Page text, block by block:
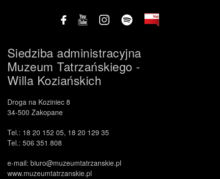
Siedziba administracyjna
Muzeum Tatrzańskiego -
Willa Koziańskich
Droga na Koziniec 8
34-500 Zakopane
Tel.: 18 20 152 05, 18 20 129 35
Tel.: 506 351 808
e-mail: biuro@muzeumtatrzanskie.pl
www.muzeumtatrzanskie.pl